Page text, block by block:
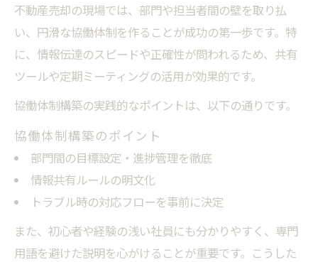
不動産売却の現場では、部門や担当者間の壁を取り払
い、円滑な協働体制を作ることが成功の第一歩です。特
に、情報伝達のスピードや正確性が問われるため、共有
ツールや定期ミーティングの活用が効果的です。
協働体制構築の実践的なポイントは、以下の通りです。
協働体制構築のポイント
部門間の目標設定・進捗管理を徹底
情報共有ルールの明文化
トラブル時の対応フローを事前に決定
また、初心者や経験の浅い社員にも分かりやすく、専門
用語を避けた説明を心がけることが重要です。こうした